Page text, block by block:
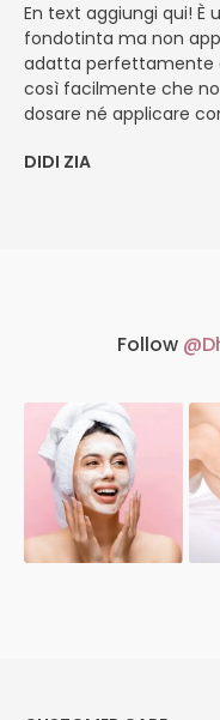
En text aggiungi qui!
fondotinta ma non
adatta perfettamente
così facilmente che
dosare né applicare
DIDI ZIA
Follow